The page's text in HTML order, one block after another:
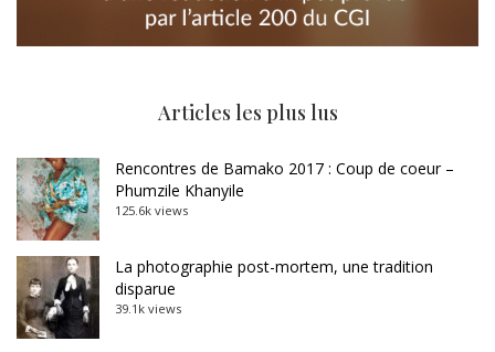
Articles les plus lus
Rencontres de Bamako 2017 : Coup de coeur –
Phumzile Khanyile
125.6k views
La photographie post-mortem, une tradition
disparue
39.1k views